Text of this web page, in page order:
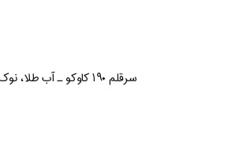
سرقلم ۱۹۰ کاوکو ـ آب طلا، نوک F